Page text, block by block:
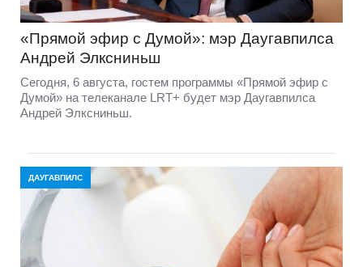
«Прямой эфир с Думой»: мэр Даугавпилса
Андрей Элксниньш
Сегодня, 6 августа, гостем программы «Прямой эфир с
Думой» на телеканале LRT+ будет мэр Даугавпилса
Андрей Элксниньш.
ДАУГАВПИЛС